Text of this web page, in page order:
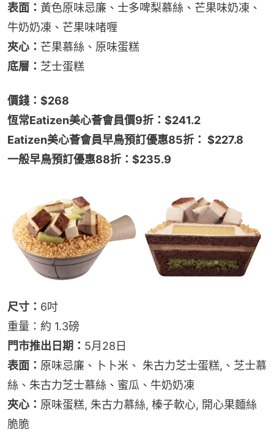
表面： 黃色原味忌廉、士多啤梨慕絲、芒果味奶凍、
牛奶奶凍、芒果味啫喱
夾心： 芒果慕絲、原味蛋糕
底層： 芝士蛋糕
價錢：$268
恆常Eatizen美心薈會員價9折：$241.2
Eatizen美心薈會員早鳥預訂優惠85折： $227.8
一般早鳥預訂優惠88折：$235.9
尺寸： 6吋
重量：約 1.3磅
門市推出日期： 5月28日
表面： 原味忌廉、卜卜米、 朱古力芝士蛋糕,、芝士慕
絲、朱古力芝士慕絲、蜜瓜、牛奶奶凍
夾心： 原味蛋糕, 朱古力慕絲, 榛子軟心, 開心果麵絲
脆脆